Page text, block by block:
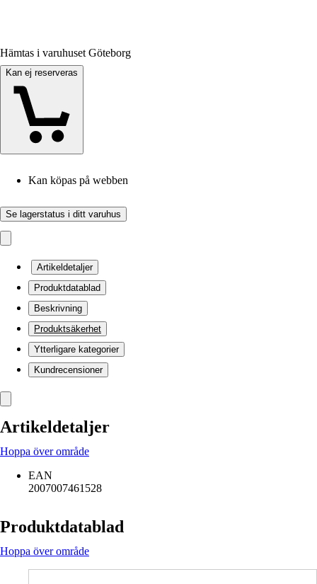
Hämtas i varuhuset Göteborg
Kan ej reserveras
Kan köpas på webben
Se lagerstatus i ditt varuhus
Artikeldetaljer
Produktdatablad
Beskrivning
Produktsäkerhet
Ytterligare kategorier
Kundrecensioner
Artikeldetaljer
Hoppa över område
EAN
2007007461528
Produktdatablad
Hoppa över område